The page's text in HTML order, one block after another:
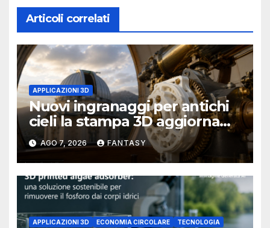
Articoli correlati
APPLICAZIONI 3D
Nuovi ingranaggi per antichi
cieli la stampa 3D aggiorna
un osservatorio del 1930 della
University of Arkansas at
Little Rock
AGO 7, 2026 FANTASY
APPLICAZIONI 3D ECONOMIA CIRCOLARE TECNOLOGIA